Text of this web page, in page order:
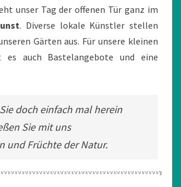
unser Tag der offenen Tür ganz im
. Diverse lokale Künstler stellen
Gärten aus. Für unsere kleinen
es auch Bastelangebote und eine
doch einfach mal herein
Sie mit uns
und Früchte der Natur.